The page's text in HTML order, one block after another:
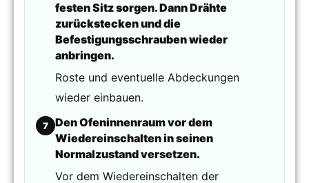
festen Sitz sorgen. Dann Drähte
zurückstecken und die
Befestigungsschrauben wieder
anbringen.
Roste und eventuelle Abdeckungen
wieder einbauen.
7
Den Ofeninnenraum vor dem
Wiedereinschalten in seinen
Normalzustand versetzen.
Vor dem Wiedereinschalten der